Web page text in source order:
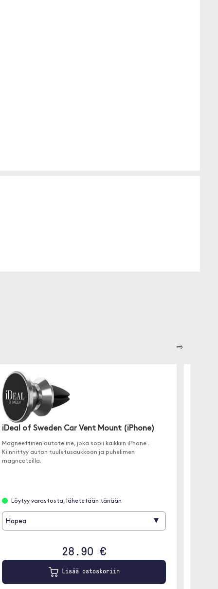
⇨
iDeal of Sweden Car Vent Mount (iPhone)
Magneettinen autoteline, joka sopii kaikkiin iPhone .
Kiinnittyy auton tuuletusaukkoon ja puhelimen
magneeteilla.
Löytyy varastosta, lähetetään tänään
Hopea ▾
28.90 €
Lisää ostoskoriin